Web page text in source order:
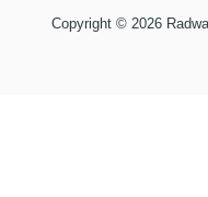
Copyright © 2026